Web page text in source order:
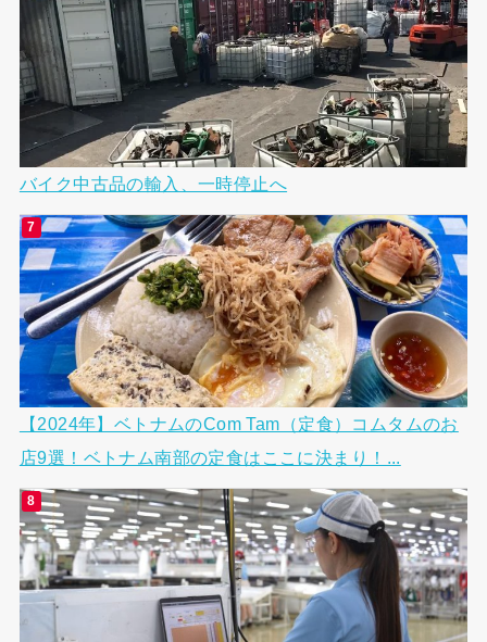
バイク中古品の輸入、一時停止へ
【2024年】ベトナムのCom Tam（定食）コムタムのお
店9選！ベトナム南部の定食はここに決まり！...